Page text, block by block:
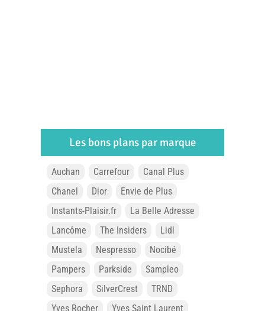
Les bons plans par marque
Auchan Carrefour
Canal Plus
Chanel
Dior
Envie de Plus
Instants-Plaisir.fr
La Belle Adresse
Lancôme
The Insiders
Lidl
Mustela
Nespresso
Nocibé
Pampers
Parkside
Sampleo
Sephora
SilverCrest
TRND
Yves Rocher
Yves Saint Laurent